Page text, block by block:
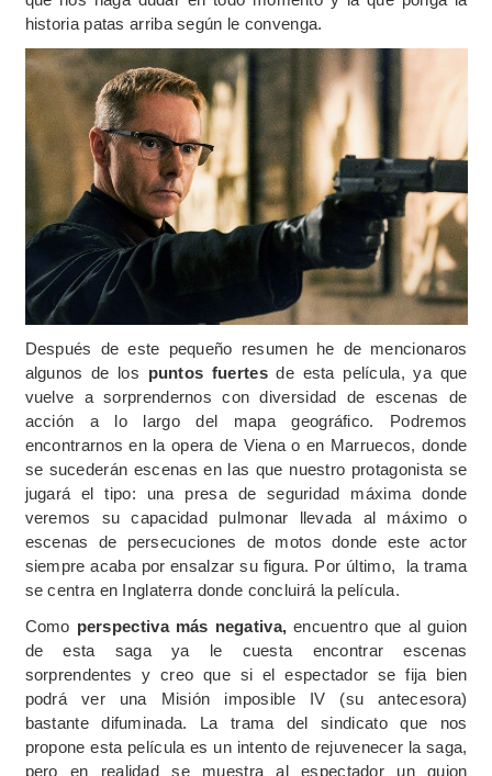
historia patas arriba según le convenga.
Después de este pequeño resumen he de mencionaros
algunos de los puntos fuertes de esta película, ya que
vuelve a sorprendernos con diversidad de escenas de
acción a lo largo del mapa geográfico. Podremos
encontrarnos en la opera de Viena o en Marruecos, donde
se sucederán escenas en las que nuestro protagonista se
jugará el tipo:
una presa de seguridad máxima donde
veremos su capacidad pulmonar llevada al máximo o
escenas de persecuciones de motos donde este actor
siempre acaba por ensalzar su figura. Por último, la trama
se centra en Inglaterra donde concluirá la película.
Como perspectiva más negativa, encuentro que al guion
de esta saga ya le cuesta encontrar escenas
sorprendentes y creo que si el espectador se fija bien
podrá ver una Misión imposible IV (su antecesora)
bastante difuminada. La trama del sindicato que nos
propone esta película es un intento de rejuvenecer la saga,
pero en realidad se muestra al espectador un guion